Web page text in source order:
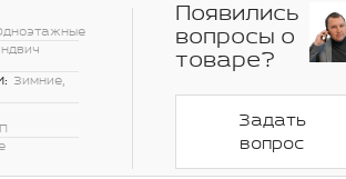
Зимние,
Появились
вопросы о
товаре?
Задать
вопрос